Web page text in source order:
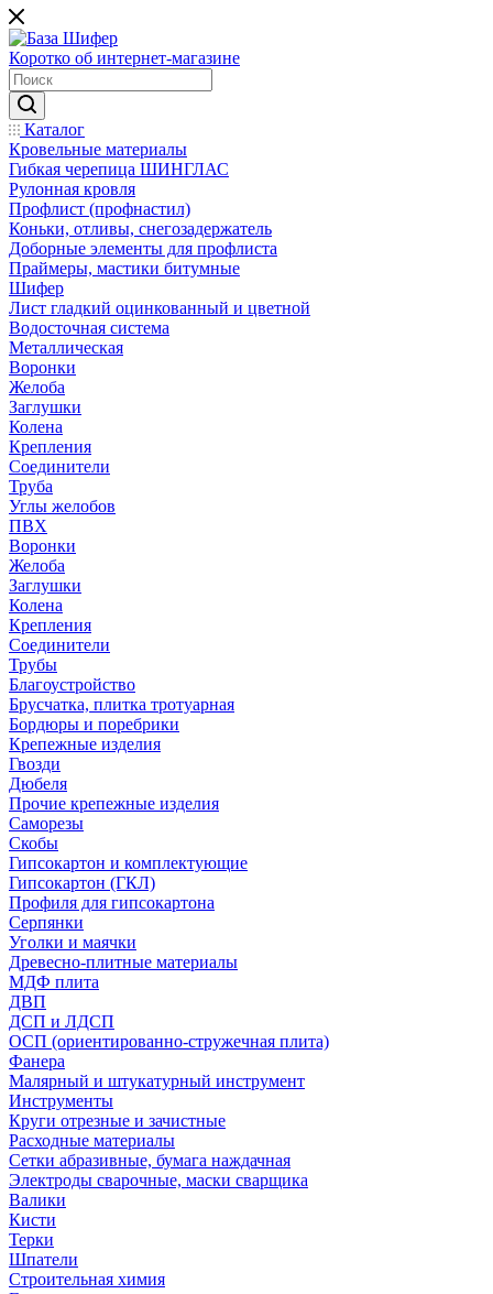
Коротко об интернет-магазине
Каталог
Кровельные материалы
Гибкая черепица ШИНГЛАС
Рулонная кровля
Профлист (профнастил)
Коньки, отливы, снегозадержатель
Доборные элементы для профлиста
Праймеры, мастики битумные
Шифер
Лист гладкий оцинкованный и цветной
Водосточная система
Металлическая
Воронки
Желоба
Заглушки
Колена
Крепления
Соединители
Труба
Углы желобов
ПВХ
Воронки
Желоба
Заглушки
Колена
Крепления
Соединители
Трубы
Благоустройство
Брусчатка, плитка тротуарная
Бордюры и поребрики
Крепежные изделия
Гвозди
Дюбеля
Прочие крепежные изделия
Саморезы
Скобы
Гипсокартон и комплектующие
Гипсокартон (ГКЛ)
Профиля для гипсокартона
Серпянки
Уголки и маячки
Древесно-плитные материалы
МДФ плита
ДВП
ДСП и ЛДСП
ОСП (ориентированно-стружечная плита)
Фанера
Малярный и штукатурный инструмент
Инструменты
Круги отрезные и зачистные
Расходные материалы
Сетки абразивные, бумага наждачная
Электроды сварочные, маски сварщика
Валики
Кисти
Терки
Шпатели
Строительная химия